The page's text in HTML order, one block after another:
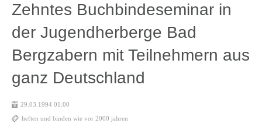
Zehntes Buchbindeseminar in
der Jugendherberge Bad
Bergzabern mit Teilnehmern aus
ganz Deutschland
29.03.1994 01:00
heften und binden wie vor 2000 jahren